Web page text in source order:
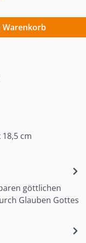
Warenkorb
cm
göttlichen
Glauben Gottes